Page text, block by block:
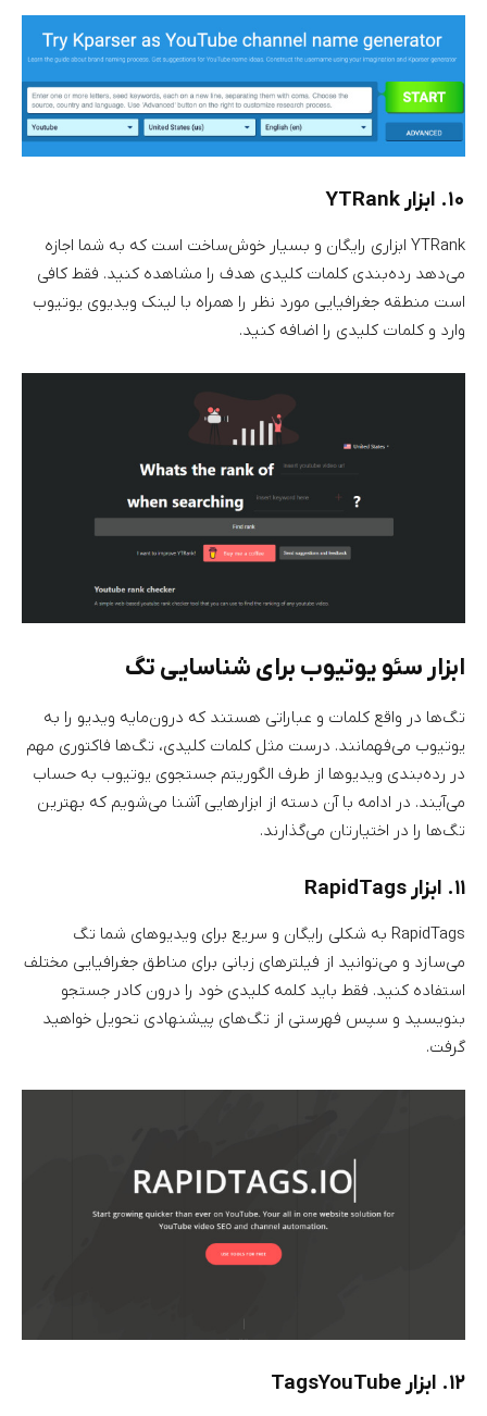
۱۰. ابزار YTRank
YTRank ابزاری رایگان و بسیار خوش‌ساخت است که به شما اجازه
می‌دهد رده‌بندی کلمات کلیدی هدف را مشاهده کنید. فقط کافی
است منطقه جغرافیایی مورد نظر را همراه با لینک ویدیوی یوتیوب
وارد و کلمات کلیدی را اضافه کنید.
ابزار سئو یوتیوب برای شناسایی تگ
تگ‌ها در واقع کلمات و عباراتی هستند که درون‌مایه ویدیو را به
یوتیوب می‌فهمانند. درست مثل کلمات کلیدی، تگ‌ها فاکتوری مهم
در رده‌بندی ویدیوها از طرف الگوریتم جستجوی یوتیوب به حساب
می‌آیند. در ادامه با آن دسته از ابزارهایی آشنا می‌شویم که بهترین
تگ‌ها را در اختیارتان می‌گذارند.
۱۱. ابزار RapidTags
RapidTags به شکلی رایگان و سریع برای ویدیوهای شما تگ
می‌سازد و می‌توانید از فیلترهای زبانی برای مناطق جغرافیایی مختلف
استفاده کنید. فقط باید کلمه کلیدی خود را درون کادر جستجو
بنویسید و سپس فهرستی از تگ‌های پیشنهادی تحویل خواهید
گرفت.
۱۲. ابزار TagsYouTube